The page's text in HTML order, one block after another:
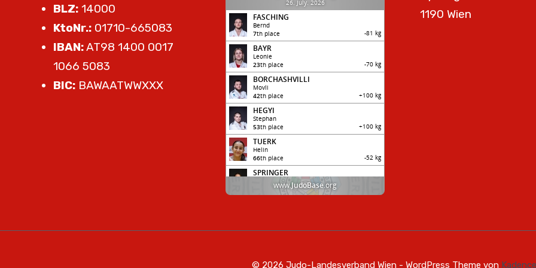
BLZ: 14000
KtoNr.: 01710-665083
IBAN:AT98 1400 0017
1066 5083
BIC: BAWAATWWXXX
1190 Wien
© 2026 Judo-Landesverband Wien - WordPress Theme von